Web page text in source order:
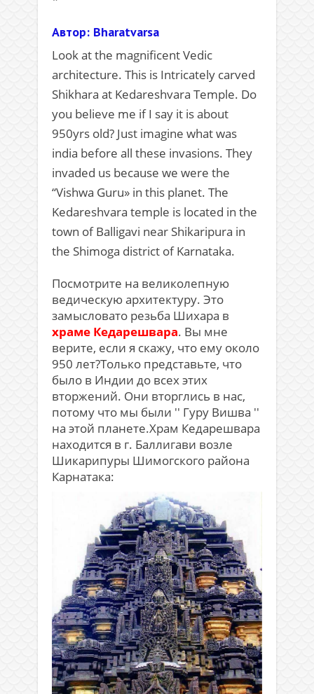
Автор: Bharatvarsa
Look at the magnificent Vedic
architecture. This is Intricately carved
Shikhara at Kedareshvara Temple. Do
you believe me if I say it is about
950yrs old? Just imagine what was
india before all these invasions. They
invaded us because we were the
“Vishwa Guru» in this planet. The
Kedareshvara temple is located in the
town of Balligavi near Shikaripura in
the Shimoga district of Karnataka.
Посмотрите на великолепную
ведическую архитектуру. Это
замысловато резьба Шихара в
храме Кедарешвара. Вы мне
верите, если я скажу, что ему около
950 лет?Только представьте, что
было в Индии до всех этих
вторжений. Они вторглись в нас,
потому что мы были ′′ Гуру Вишва ′′
на этой планете.Храм Кедарешвара
находится в г. Баллигави возле
Шикарипуры Шимогского района
Карнатака: